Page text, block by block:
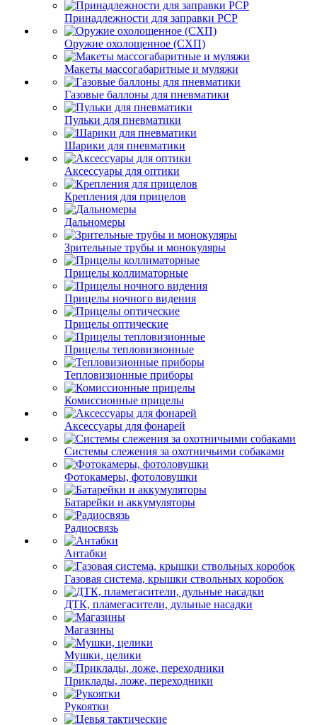
Принадлежности для заправки PCP
Оружие охолощенное (СХП)
Макеты массогабаритные и муляжи
Газовые баллоны для пневматики
Пульки для пневматики
Шарики для пневматики
Аксессуары для оптики
Крепления для прицелов
Дальномеры
Зрительные трубы и монокуляры
Прицелы коллиматорные
Прицелы ночного видения
Прицелы оптические
Прицелы тепловизионные
Тепловизионные приборы
Комиссионные прицелы
Аксессуары для фонарей
Системы слежения за охотничьими собаками
Фотокамеры, фотоловушки
Батарейки и аккумуляторы
Радиосвязь
Антабки
Газовая система, крышки ствольных коробок
ДТК, пламегасители, дульные насадки
Магазины
Мушки, целики
Приклады, ложе, переходники
Рукоятки